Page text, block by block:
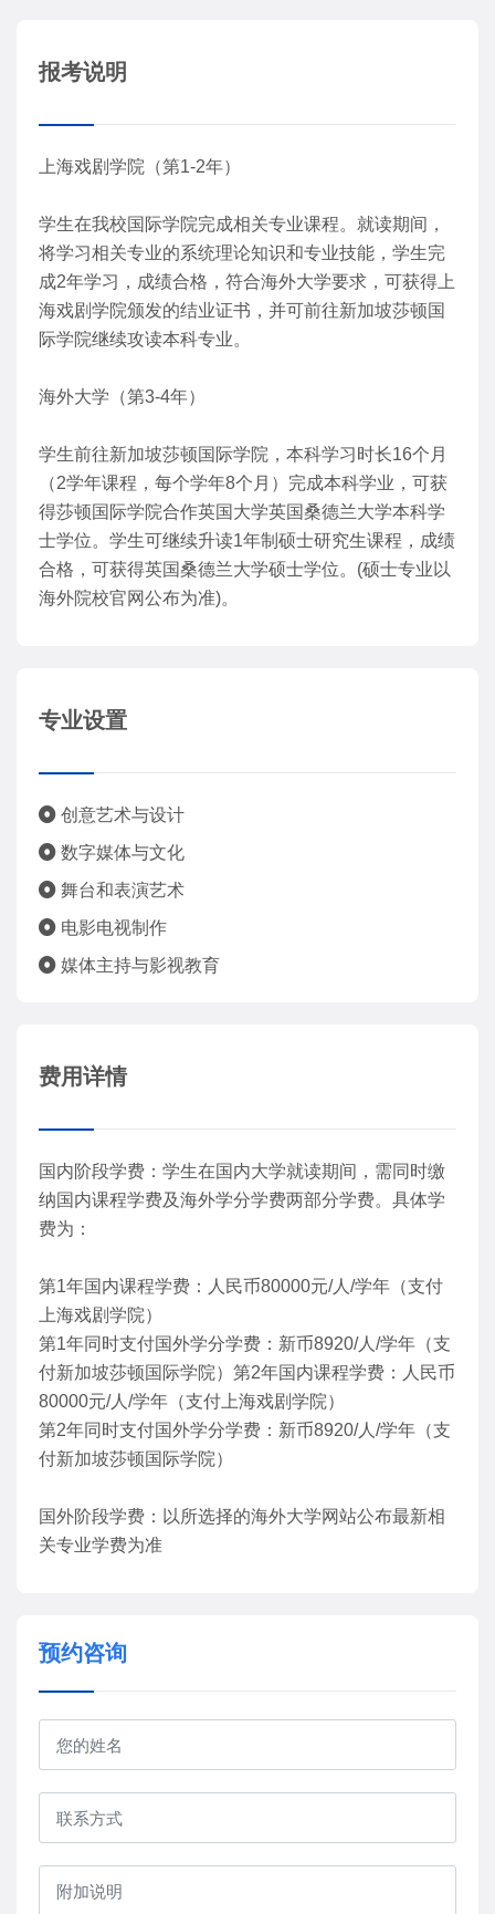
报考说明
上海戏剧学院（第1-2年）
学生在我校国际学院完成相关专业课程。就读期间，
将学习相关专业的系统理论知识和专业技能，学生完
成2年学习，成绩合格，符合海外大学要求，可获得上
海戏剧学院颁发的结业证书，并可前往新加坡莎顿国
际学院继续攻读本科专业。
海外大学（第3-4年）
学生前往新加坡莎顿国际学院，本科学习时长16个月
（2学年课程，每个学年8个月）完成本科学业，可获
得莎顿国际学院合作英国大学英国桑德兰大学本科学
士学位。学生可继续升读1年制硕士研究生课程，成绩
合格，可获得英国桑德兰大学硕士学位。(硕士专业以
海外院校官网公布为准)。
专业设置
创意艺术与设计
数字媒体与文化
舞台和表演艺术
电影电视制作
媒体主持与影视教育
费用详情
国内阶段学费：学生在国内大学就读期间，需同时缴
纳国内课程学费及海外学分学费两部分学费。具体学
费为：
第1年国内课程学费：人民币80000元/人/学年（支付
上海戏剧学院）
第1年同时支付国外学分学费：新币8920/人/学年（支
付新加坡莎顿国际学院）第2年国内课程学费：人民币
80000元/人/学年（支付上海戏剧学院）
第2年同时支付国外学分学费：新币8920/人/学年（支
付新加坡莎顿国际学院）
国外阶段学费：以所选择的海外大学网站公布最新相
关专业学费为准
预约咨询